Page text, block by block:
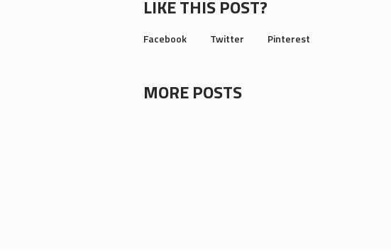
LIKE THIS POST?
Facebook Twitter Pinterest
MORE POSTS